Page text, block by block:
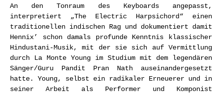
An den Tonraum des Keyboards angepasst,
interpretiert „The Electric Harpsichord“ einen
traditionellen indischen Rag und dokumentiert damit
Hennix’ schon damals profunde Kenntnis klassischer
Hindustani-Musik, mit der sie sich auf Vermittlung
durch La Monte Young im Studium mit dem legendären
Sänger/Guru Pandit Pran Nath auseinandergesetzt
hatte. Young, selbst ein radikaler Erneuerer und in
seiner Arbeit als Performer und Komponist